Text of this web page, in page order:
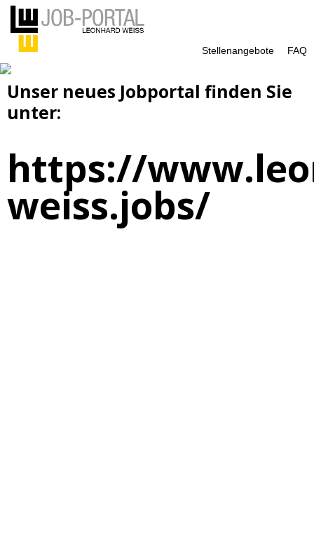
Stellenangebote FAQ
Unser neues Jobportal finden Sie
unter:
https://
weiss.jobs/